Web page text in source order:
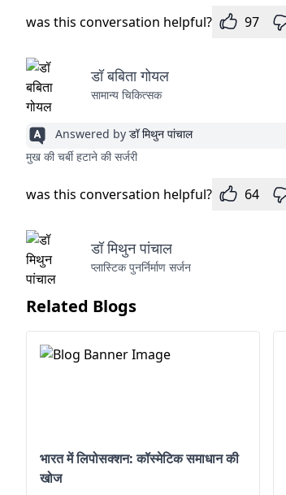
was this conversation helpful? 97
डॉ बबिता गोयल
सामान्य चिकित्सक
Answered by डॉ मिथुन पांचाल
मुख की चर्बी हटाने की सर्जरी
was this conversation helpful? 64
डॉ मिथुन पांचाल
प्लास्टिक पुनर्निर्माण सर्जन
Related Blogs
भारत में लिपोसक्शन: कॉस्मेटिक समाधान की
खोज